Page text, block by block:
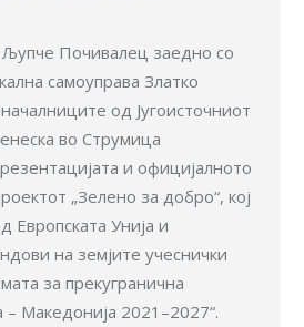
Почивалец заедно со
самоуправа Златко
од Југоисточниот
во Струмица
и официјалното
„Зелено за добро“, кој
Европската Унија и
на земјите учеснички
за прекугранична
– Македонија 2021–2027“.